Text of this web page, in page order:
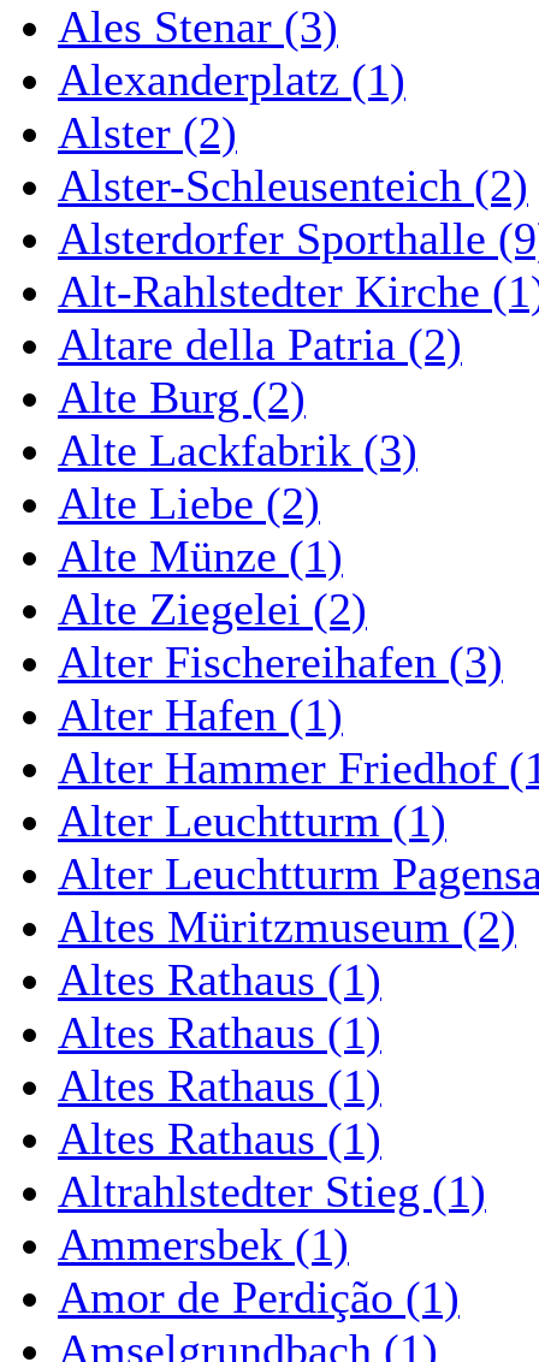
Ales Stenar (3)
Alexanderplatz (1)
Alster (2)
Alster-Schleusenteich (2)
Alsterdorfer Sporthalle
Alt-Rahlstedter Kirche
Altare della Patria (2)
Alte Burg (2)
Alte Lackfabrik (3)
Alte Liebe (2)
Alte Münze (1)
Alte Ziegelei (2)
Alter Fischereihafen (3)
Alter Hafen (1)
Alter Hammer Friedhof
Alter Leuchtturm (1)
Alter Leuchtturm
Altes Müritzmuseum (2)
Altes Rathaus (1)
Altes Rathaus (1)
Altes Rathaus (1)
Altes Rathaus (1)
Altrahlstedter Stieg (1)
Ammersbek (1)
Amor de Perdição (1)
Amselgrundbach (1)